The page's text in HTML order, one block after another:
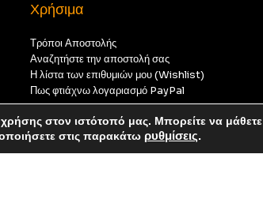
δεν θα ολοκληρωθεί.
Χρήσιμα
Τρόποι Αποστολής
Αναζητήστε την αποστολή σας
Η λίστα των επιθυμιών μου (Wishlist)
Πως φτιάχνω λογαριασμό PayPal
στον ιστότοπό μας. Μπορείτε να μάθετε
στις παρακάτω ρυθμίσεις.